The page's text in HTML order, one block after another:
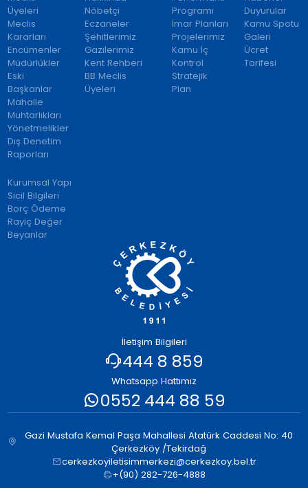
Üyeleri
Meclis
Kararları
Encümenler
Müdürlükler
Eski
Başkanlar
Mahalle
Muhtarlıkları
Yönetmelikler
Dış Denetim
Raporları
Nöbetçi
Eczaneler
Şehitlerimiz
Gazilerimiz
Kent Rehberi
BB Meclis
Üyeleri
Programı
İmar Planları
Projelerimiz
Kamu İç
Kontrol
Stratejik
Plan
Duyurular
Kamu Spotu
Galeri
Ücret
Tarifesi
Kurumsal Yapı
Sicil Bilgileri
Borç Ödeme
Rayiç Değer
Beyanlar
İletişim Bilgileri
444 8 859
Whatsapp Hattımız
0552 444 88 59
Gazi Mustafa Kemal Paşa Mahallesi Atatürk Caddesi No: 40
Çerkezköy /Tekirdağ
cerkezkoyiletisimmerkezi@cerkezkoy.bel.tr
+(90) 282-726-4888